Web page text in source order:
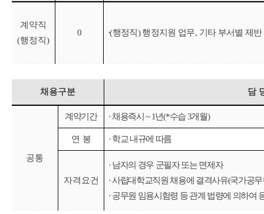
계약직
(행정직)
0 ·(행정직)행정지원 업무, 기타 부서별 제반
채용구분 담
공통
계약기간 ·채용즉시~ 1년(*수습3개월)
연 봉 ·학교 내규에 따름
자격요건
·남자의 경우 군필자 또는 면제자
·사립대학교직원 채용에 결격사유(국가공
·공무원 임용시험령 등 관계 법령에 의하여